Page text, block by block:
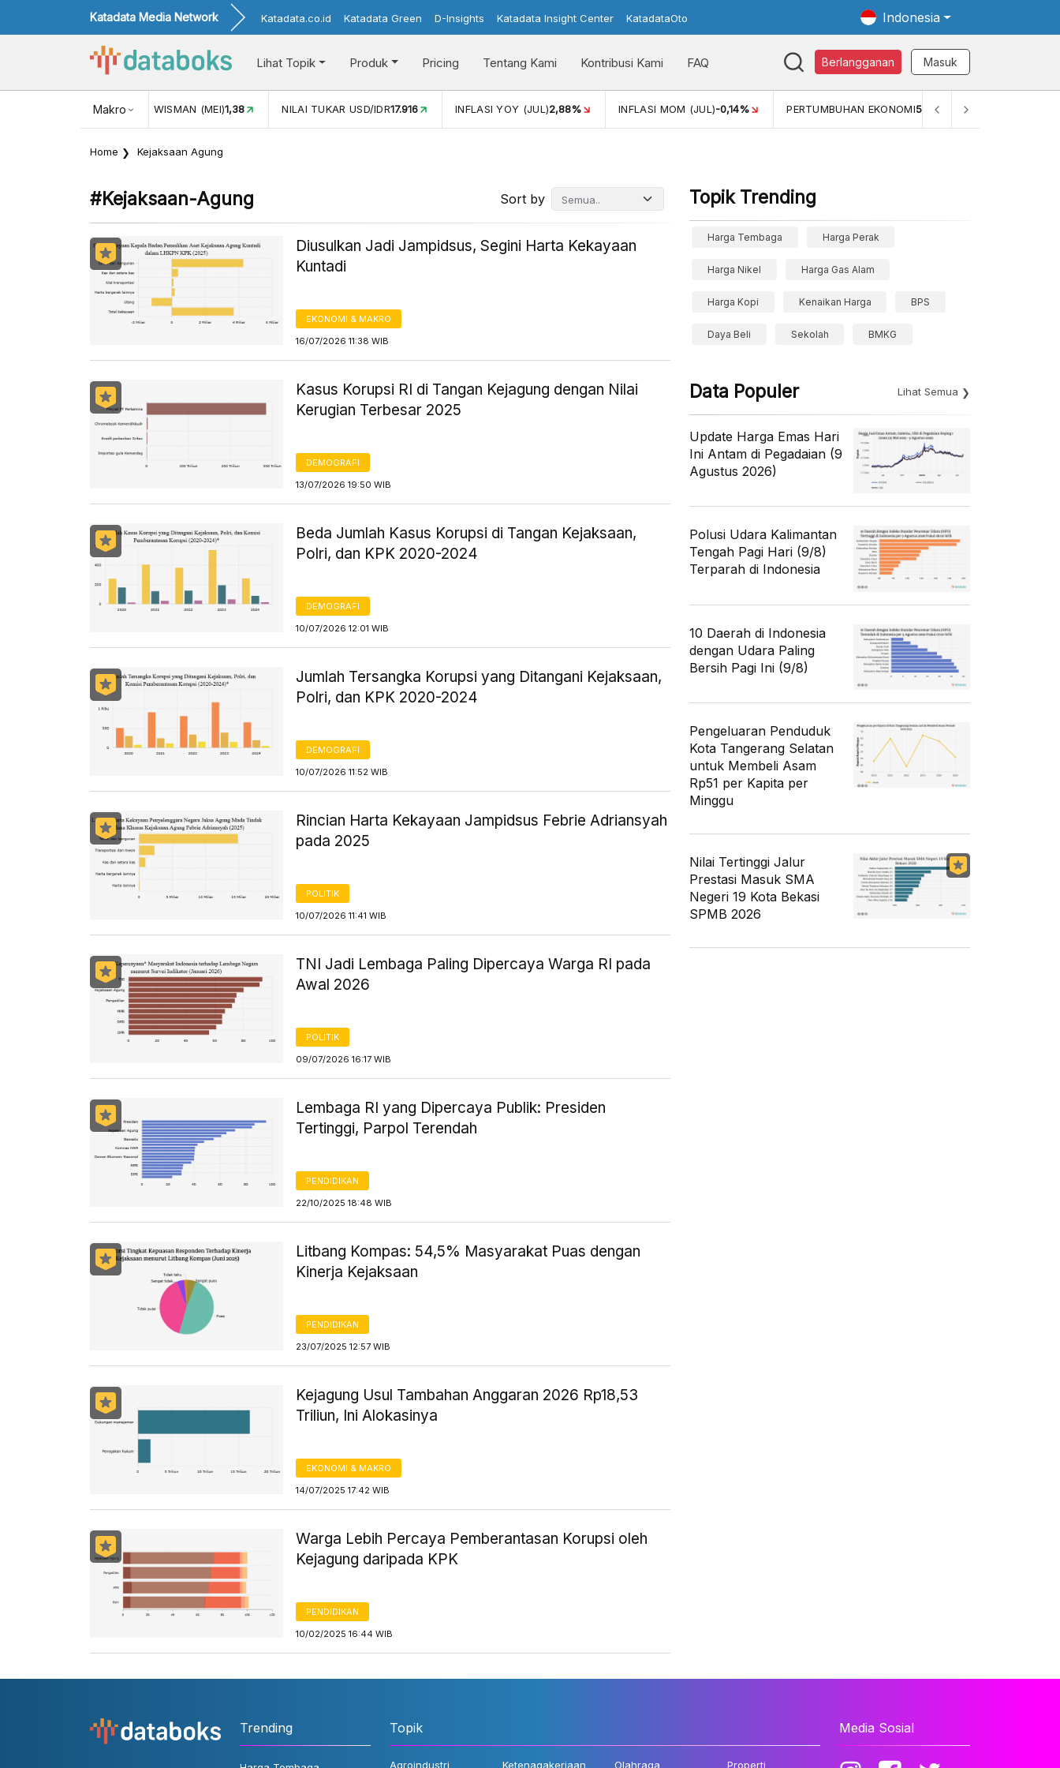
Katadata Media Network Katadata.co.id Katadata Green D-Insights Katadata Insight Center KatadataOto Indonesia
Lihat Topik Produk Pricing Tentang Kami Kontribusi Kami FAQ Berlangganan Masuk
Makro
KUNJUNGAN WISMAN (MEI)1,38 NILAI TUKAR USD/IDR17.916 INFLASI YOY (JUL)2,88% INFLASI MOM (JUL)-0,14% PERTUMBUHAN EKONOMI5,11%
Home Kejaksaan Agung
#kejaksaan-Agung Sort by
Diusulkan Jadi Jampidsus, Segini Harta Kekayaan
Kuntadi
EKONOMI & MAKRO
16/07/2026 11:38 WIB
Kasus Korupsi RI di Tangan Kejagung dengan Nilai
Kerugian Terbesar 2025
DEMOGRAFI
13/07/2026 19:50 WIB
Beda Jumlah Kasus Korupsi di Tangan Kejaksaan,
Polri, dan KPK 2020-2024
DEMOGRAFI
10/07/2026 12:01 WIB
Jumlah Tersangka Korupsi yang Ditangani Kejaksaan,
Polri, dan KPK 2020-2024
DEMOGRAFI
10/07/2026 11:52 WIB
Rincian Harta Kekayaan Jampidsus Febrie Adriansyah
pada 2025
POLITIK
10/07/2026 11:41 WIB
TNI Jadi Lembaga Paling Dipercaya Warga RI pada
Awal 2026
POLITIK
09/07/2026 16:17 WIB
Lembaga RI yang Dipercaya Publik: Presiden
Tertinggi, Parpol Terendah
PENDIDIKAN
22/10/2025 18:48 WIB
Litbang Kompas: 54,5% Masyarakat Puas dengan
Kinerja Kejaksaan
PENDIDIKAN
23/07/2025 12:57 WIB
Kejagung Usul Tambahan Anggaran 2026 Rp18,53
Triliun, Ini Alokasinya
EKONOMI & MAKRO
14/07/2025 17:42 WIB
Warga Lebih Percaya Pemberantasan Korupsi oleh
Kejagung daripada KPK
PENDIDIKAN
10/02/2025 16:44 WIB
Topik Trending
Harga Tembaga Harga Perak
Harga Nikel Harga Gas Alam
Harga Kopi Kenaikan Harga BPS
Daya Beli Sekolah BMKG
Data Populer Lihat Semua
Update Harga Emas Hari
Ini Antam di Pegadaian (9
Agustus 2026)
Polusi Udara Kalimantan
Tengah Pagi Hari (9/8)
Terparah di Indonesia
10 Daerah di Indonesia
dengan Udara Paling
Bersih Pagi Ini (9/8)
Pengeluaran Penduduk
Kota Tangerang Selatan
untuk Membeli Asam
Rp51 per Kapita per
Minggu
Nilai Tertinggi Jalur
Prestasi Masuk SMA
Negeri 19 Kota Bekasi
SPMB 2026
Trending Topik
Agroindustri Ketenagakerjaan Olahraga Properti
Media Sosial